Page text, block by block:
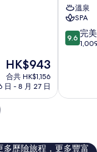
現
售
HK$943
HK$943
合共 HK$1,156
日 - 8 月 27 日
溫
泉
鐘
山
溫泉
SPA
9.6
分
分)，
則
9.6 完美
歷險旅程，更多豐富